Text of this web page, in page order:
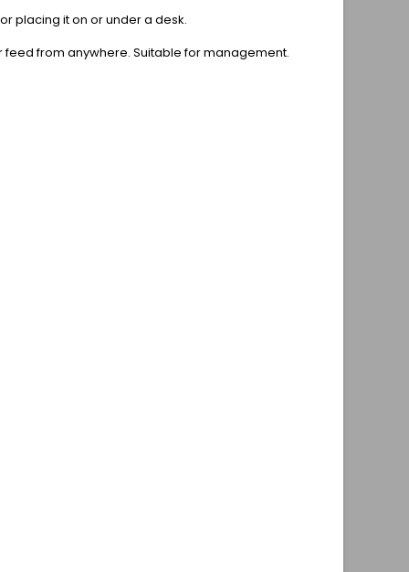
placing it on or under a desk.
from anywhere. Suitable for management.